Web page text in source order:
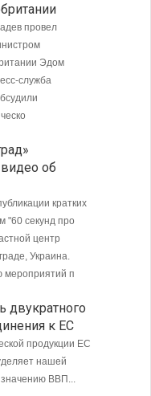
провел
Эдом
служба
об
кратких
"60 секунд про
центр
Украина.
мероприятий п
двукратного
к ЕС
продукции ЕС
нашей
ВВП...